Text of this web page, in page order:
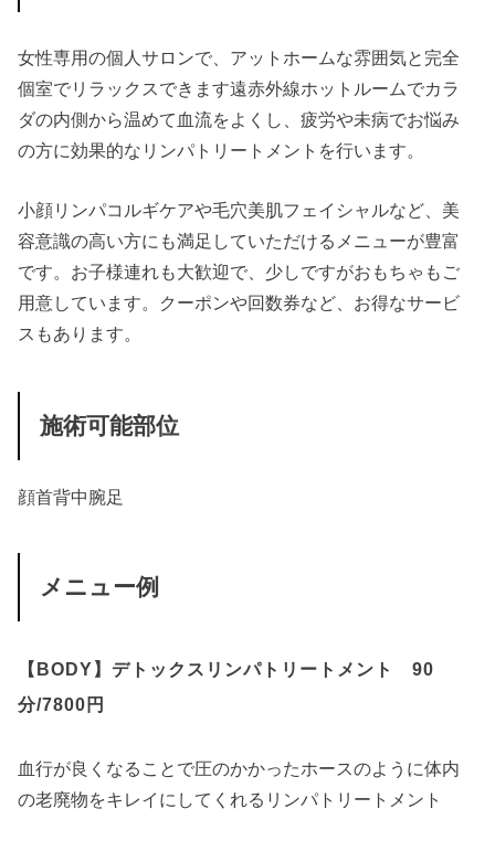
女性専用の個人サロンで、アットホームな雰囲気と完全
個室でリラックスできます遠赤外線ホットルームでカラ
ダの内側から温めて血流をよくし、疲労や未病でお悩み
の方に効果的なリンパトリートメントを行います。
小顔リンパコルギケアや毛穴美肌フェイシャルなど、美
容意識の高い方にも満足していただけるメニューが豊富
です。お子様連れも大歓迎で、少しですがおもちゃもご
用意しています。クーポンや回数券など、お得なサービ
スもあります。
施術可能部位
顔首背中腕足
メニュー例
【BODY】デトックスリンパトリートメント 90
分/7800円
血行が良くなることで圧のかかったホースのように体内
の老廃物をキレイにしてくれるリンパトリートメント